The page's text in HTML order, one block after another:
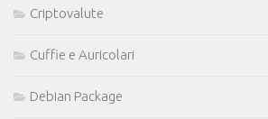
Criptovalute
Cuffie e Auricolari
Debian Package